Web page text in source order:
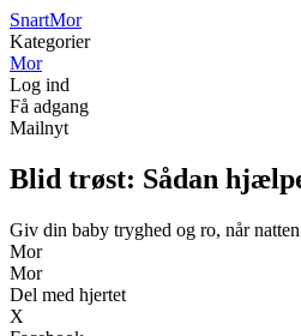
SnartMor
Kategorier
Mor
Log ind
Få adgang
Mailnyt
Blid trøst: Sådan
Giv din baby tryghed og ro, når
Mor
Mor
Del med hjertet
X